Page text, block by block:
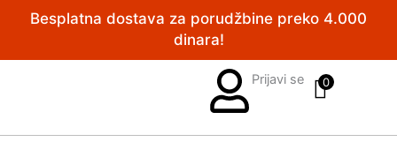
Besplatna dostava za porudžbine preko 4.000
dinara!
Prijavi se 0